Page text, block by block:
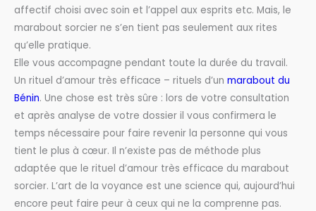
affectif choisi avec soin et l’appel aux esprits etc. Mais, le
marabout sorcier ne s’en tient pas seulement aux rites
qu’elle pratique.
Elle vous accompagne pendant toute la durée du travail.
Un rituel d’amour très efficace – rituels d’un marabout du
Bénin. Une chose est très sûre : lors de votre consultation
et après analyse de votre dossier il vous confirmera le
temps nécessaire pour faire revenir la personne qui vous
tient le plus à cœur. Il n’existe pas de méthode plus
adaptée que le rituel d’amour très efficace du marabout
sorcier. L’art de la voyance est une science qui, aujourd’hui
encore peut faire peur à ceux qui ne la comprenne pas.